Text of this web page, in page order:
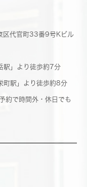
代官町33番9号Kビル
駅」より徒歩約7分
町駅」より徒歩約8分
約で時間外・休日でも